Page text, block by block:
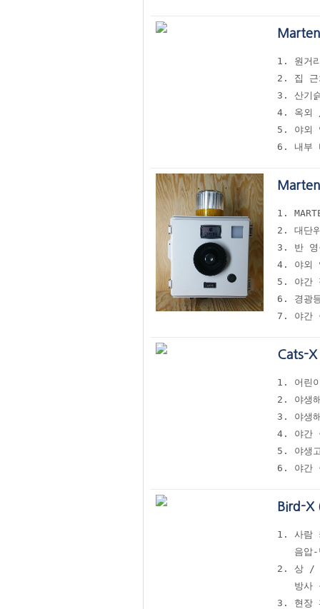
1. 원거
2. 집 근
3. 산기
4. 옥외 /
5. 야외
6. 내부
1.
2. 대단
3. 반 영
4. 야외
5. 야간
6. 경광
7. 야간
Cats-X
1. 어린
2. 야생
3. 야생
4. 야간
5. 야생
6. 야간
Bird-X
1. 사람
음압-
2. 상 /
방사
3. 현장